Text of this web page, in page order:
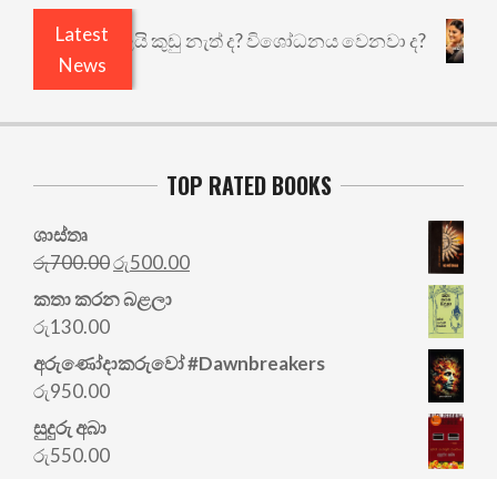
Latest
News
ඇතුළෙයි කුඩු නැත් ද? විශෝධනය වෙනවා ද?
TOP RATED BOOKS
ශාස්තෘ
රු700.00රු500.00
කතා කරන බළලා
රු130.00
අරු‍ණෝදාකරුවෝ #Dawnbreakers
රු950.00
සුදුරු අබා
රු550.00